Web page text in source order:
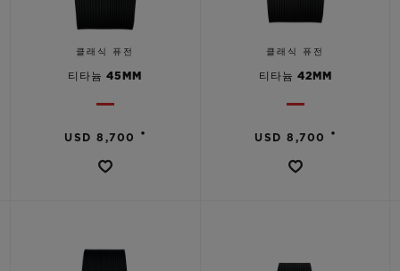
클래식 퓨전
티타늄 45MM
USD 8,700 •
클래식 퓨전
티타늄 42MM
USD 8,700 •